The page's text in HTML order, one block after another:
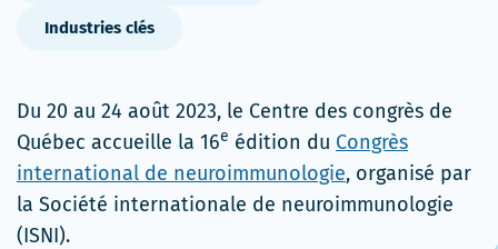
Industries clés
Du 20 au 24 août 2023, le Centre des congrès de
Québec accueille la 16e édition du Congrès
international de neuroimmunologie, organisé par
la Société internationale de neuroimmunologie
(ISNI).